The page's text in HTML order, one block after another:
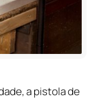
a pistola de